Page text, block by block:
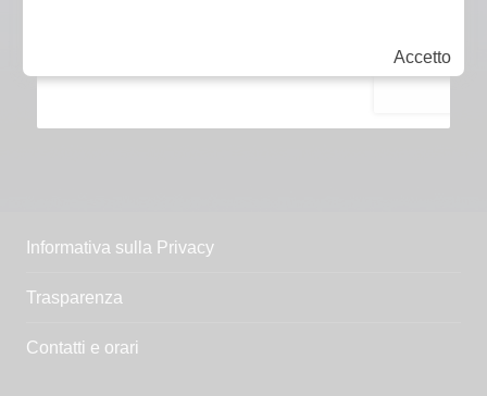
Informativa sulla Privacy
Trasparenza
Contatti e orari
Accetto